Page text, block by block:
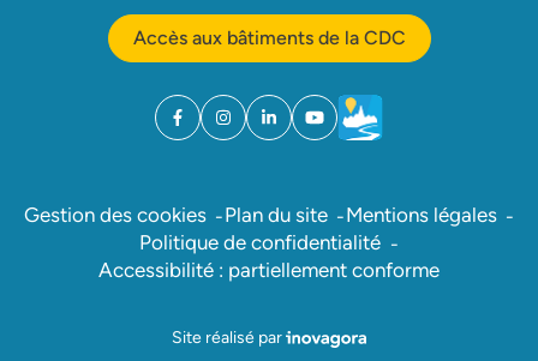
Accès aux bâtiments de la CDC
Facebook
(ouverture dans un nouvel onglet)
Instagram
(ouverture dans un nouvel onglet)
Linkedin
(ouverture dans un nouvel onglet)
YouTube
(ouverture dans un nouvel
Météo
(ouverture dans un
Gestion des cookies Plan du site
Mentions légales
Politique de confidentialité
Accessibilité : partiellement conforme
Site réalisé parInovagora (ouverture dans un